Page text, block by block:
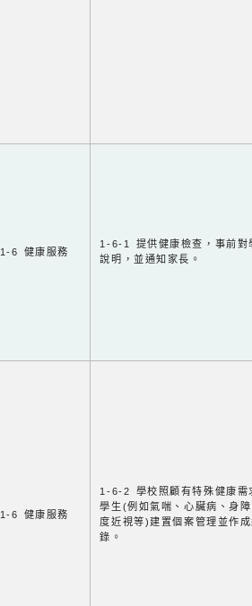
1-6 健康服務
1-6-1 提供健康檢查，事前對
說明，並通知家長。
1-6 健康服務
1-6-2 學校照顧有特殊健康需
學生(例如氣喘、心臟病、身
度近視等)建置個案管理並作
錄。